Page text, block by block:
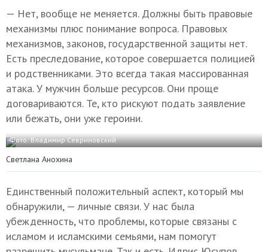
— Нет, вообще не меняется. Должны быть правовые
механизмы плюс понимание вопроса. Правовых
механизмов, законов, государственной защиты нет.
Есть преследование, которое совершается полицией
и родственниками. Это всегда такая массированная
атака. У мужчин больше ресурсов. Они проще
договариваются. Те, кто рискуют подать заявление
или бежать, они уже героини.
Фото: Владимир Севриновский
Светлана Анохина
Единственный положительный аспект, который мы
обнаружили, — личные связи. У нас была
убежденность, что проблемы, которые связаны с
исламом и исламскими семьями, нам помогут